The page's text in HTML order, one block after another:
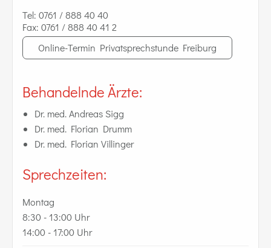
Tel: 0761 / 888 40 40
Fax: 0761 / 888 40 41 2
Online-Termin Privatsprechstunde Freiburg
Behandelnde Ärzte:
Dr. med. Andreas Sigg
Dr. med. Florian Drumm
Dr. med. Florian Villinger
Sprechzeiten:
Montag
8:30 - 13:00 Uhr
14:00 - 17:00 Uhr